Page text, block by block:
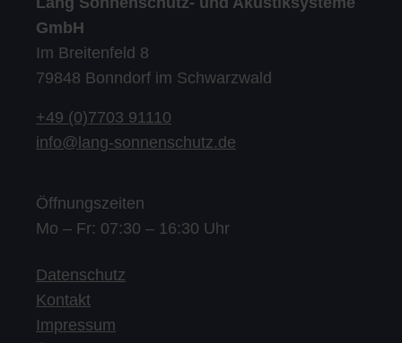
GmbH
Im Breitenfeld 8
79848 Bonndorf im Schwarzwald
+49 (0)7703 91110
info@lang-sonnenschutz.de
Öffnungszeiten
Mo – Fr: 07:30 – 16:30 Uhr
Datenschutz
Kontakt
Impressum